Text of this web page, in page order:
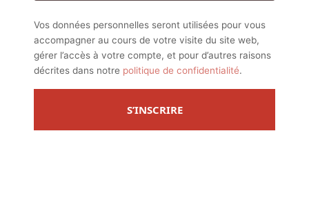
Vos données personnelles seront utilisées pour vous
accompagner au cours de votre visite du site web,
gérer l’accès à votre compte, et pour d’autres raisons
décrites dans notre politique de confidentialité.
S’INSCRIRE